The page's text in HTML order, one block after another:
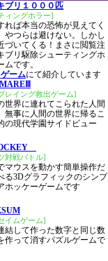
ブリ１０００匹
ィングホラー]
れば本当の恐怖が見えてく
やつらは避けない。しかし
づいてくる！まさに閲覧注
ブリ駆除シューティングホ
ムです。
ームにて紹介しています
レイング救出ゲーム]
世界に連れてこられた人間
無事に人間の世界に帰るこ
の現代学園サイドビュー
対戦バトル]
マウスを動かす簡単操作だ
る3Dグラフィックのシンプ
ホッケーゲームです
イムゲーム]
結して作った数字と同じ数
作って消すパズルゲームで